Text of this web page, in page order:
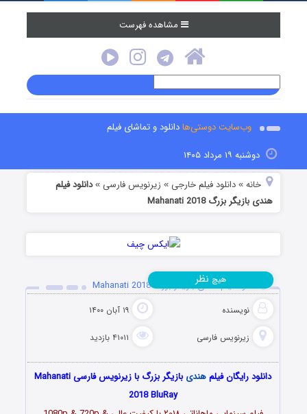
مشاهده فهرست
وب‌سایت دوستی‌هادانلود و تماشای فیلم
دوشنبه ۱۹ مرداد ۱۴۰۵
خانه »دانلود فیلم خارجی » زیرنویس فارسی »دانلود فیلم
هندی بازیگر بزرگ Mahanati 2018
دانلود فیلم هندی بازیگر بزرگ Mahanati 2018
نویسنده ۱۹ آبان ۱۴۰۰
زیرنویس فارسی ۴۱۰۱۱ بازدید
هیچ نظر
دانلود رایگان فیلمهندی
بازیگر بزرگ با زیرنویس فارسی Mahanati
2018 BluRay